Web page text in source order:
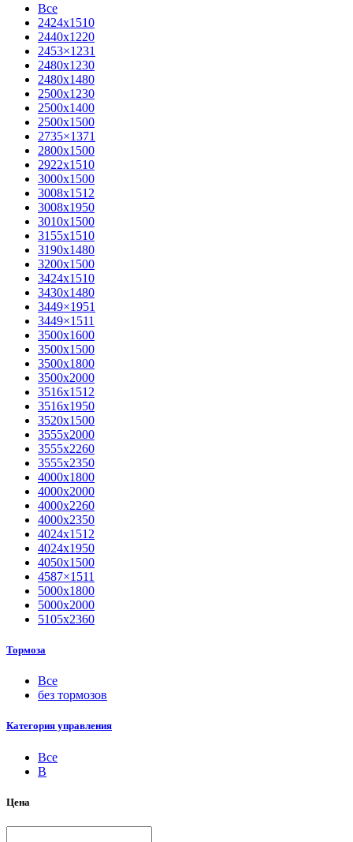
Все
2424х1510
2440х1220
2453×1231
2480х1230
2480х1480
2500х1230
2500х1400
2500х1500
2735×1371
2800х1500
2922х1510
3000х1500
3008х1512
3008х1950
3010х1500
3155х1510
3190х1480
3200х1500
3424х1510
3430х1480
3449×1951
3449×1511
3500x1600
3500х1500
3500х1800
3500х2000
3516х1512
3516х1950
3520х1500
3555х2000
3555х2260
3555х2350
4000х1800
4000х2000
4000х2260
4000х2350
4024х1512
4024х1950
4050х1500
4587×1511
5000х1800
5000х2000
5105х2360
Тормоза
Все
без тормозов
Категория управления
Все
B
Цена